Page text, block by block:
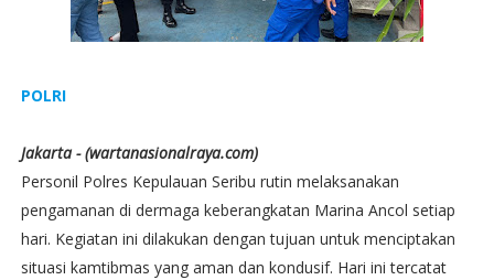
POLRI
Jakarta - (wartanasionalraya.com)
Personil Polres Kepulauan Seribu rutin melaksanakan
pengamanan di dermaga keberangkatan Marina Ancol setiap
hari. Kegiatan ini dilakukan dengan tujuan untuk menciptakan
situasi kamtibmas yang aman dan kondusif. Hari ini tercatat